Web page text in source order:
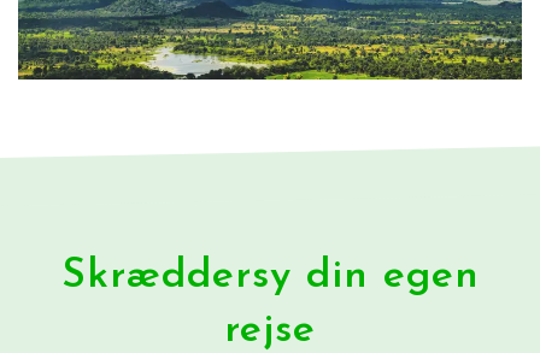
Skræddersy din egen
rejse